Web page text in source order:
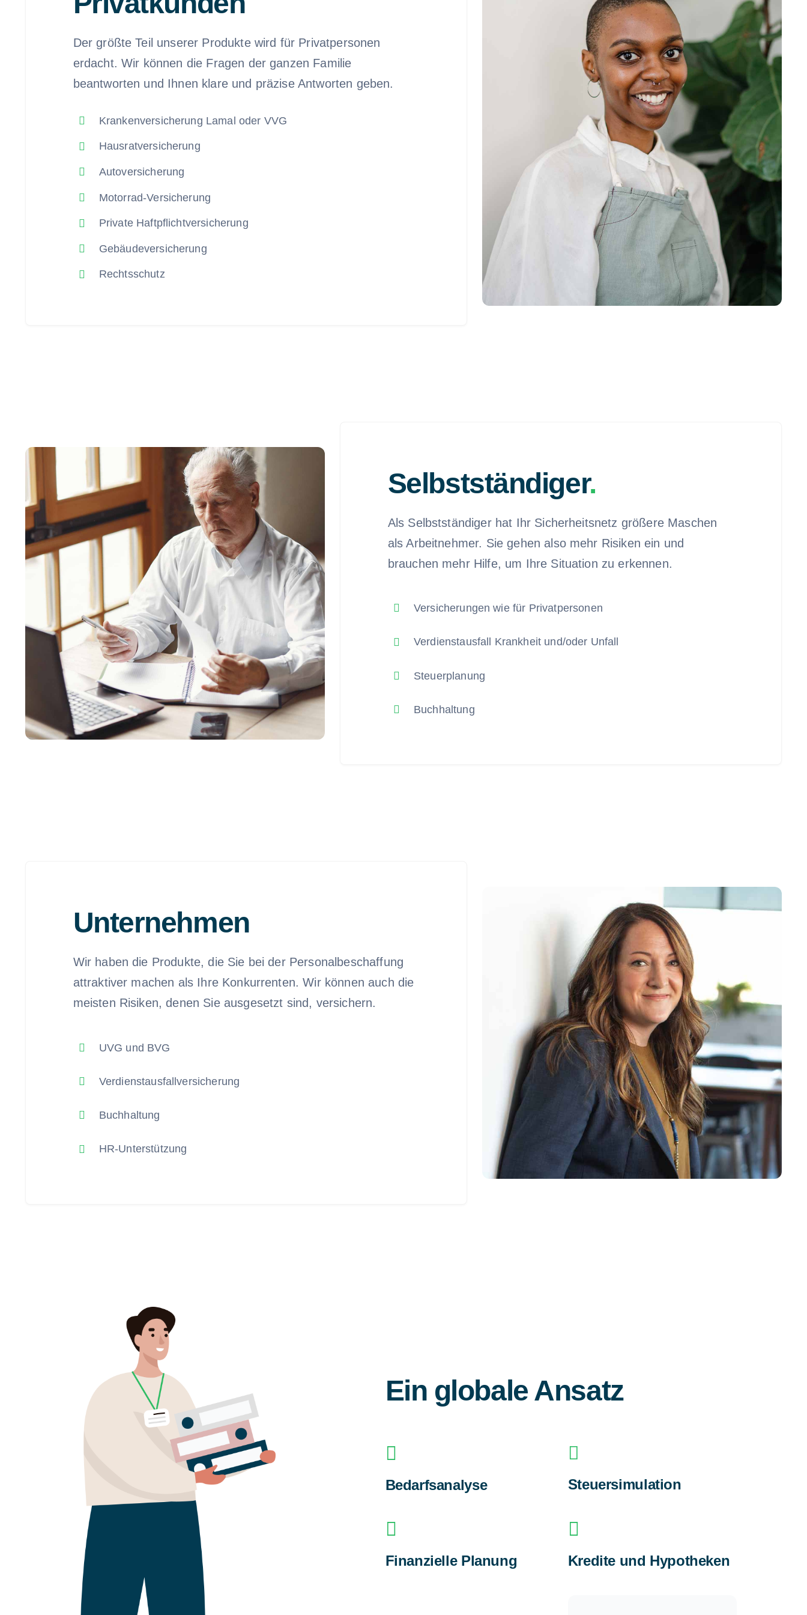
Der größte Teil unserer Produkte wird für Privatpersonen
erdacht. Wir können die Fragen der ganzen Familie
beantworten und Ihnen klare und präzise Antworten geben.
Krankenversicherung Lamal oder VVG
Hausratversicherung
Autoversicherung
Motorrad-Versicherung
Private Haftpflichtversicherung
Gebäudeversicherung
Rechtsschutz
Selbstständiger.
Als Selbstständiger hat Ihr Sicherheitsnetz größere Maschen
als Arbeitnehmer. Sie gehen also mehr Risiken ein und
brauchen mehr Hilfe, um Ihre Situation zu erkennen.
Versicherungen wie für Privatpersonen
Verdienstausfall Krankheit und/oder Unfall
Steuerplanung
Buchhaltung
Unternehmen
Wir haben die Produkte, die Sie bei der Personalbeschaffung
attraktiver machen als Ihre Konkurrenten. Wir können auch die
meisten Risiken, denen Sie ausgesetzt sind, versichern.
UVG und BVG
Verdienstausfallversicherung
Buchhaltung
HR-Unterstützung
Ein globale Ansatz
Bedarfsanalyse Steuersimulation
Finanzielle Planung Kredite und Hypotheken